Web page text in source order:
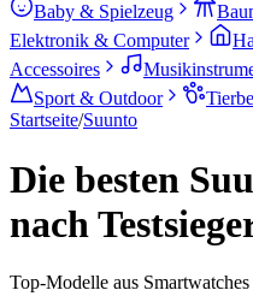
Baby & Spielzeug
Elektronik & Computer
Accessoires
Sport & Outdoor
Startseite/Suunto
Die besten
nach
Top-Modelle aus